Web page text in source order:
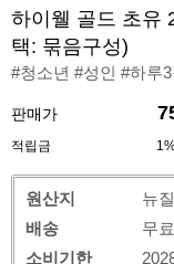
하이웰 골드 초유
택: 묶음구성)
#청소년 #성인 #하루
판매가
적립금
원산지
뉴
배송
무
소비기한